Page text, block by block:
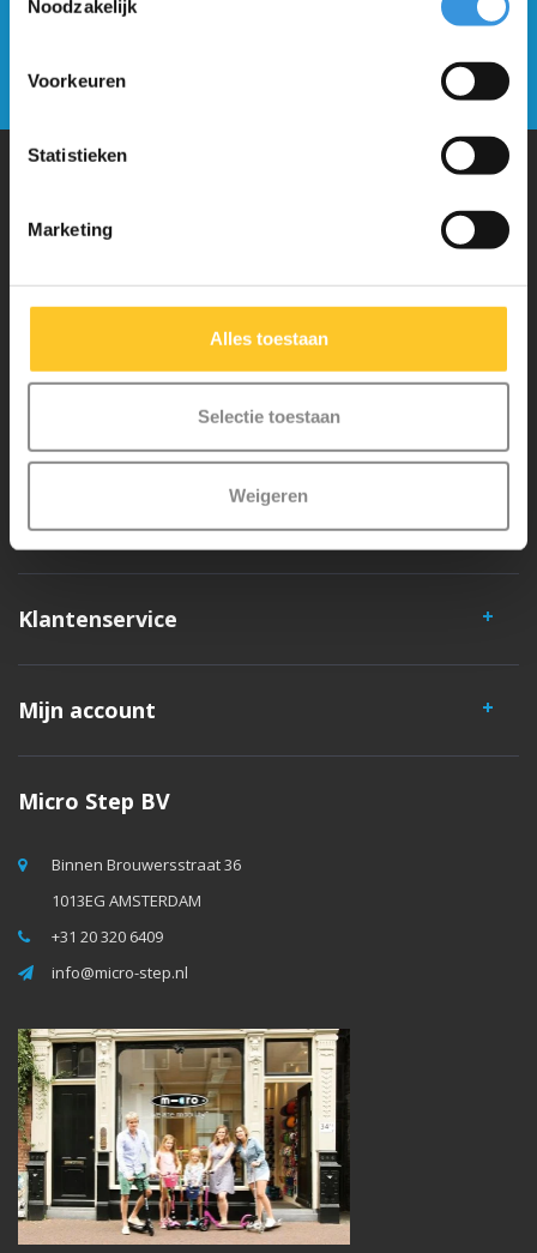
Noodzakelijk
Voorkeuren
Statistieken
Marketing
Alles toestaan
Selectie toestaan
Weigeren
nieuwsbrief
Verstuur
Waarom Micro Step?
Micro Mobility is de uitvinder van de compacte vouwstep en de
veiligheid en zeer duurzaam. Elk onderdeel is los te vervangen. Je
hebt jarenlang plezier van een Micro step!
Klantenservice
Mijn account
Micro Step BV
Binnen Brouwersstraat 36
1013EG AMSTERDAM
+31 20 320 6409
info@micro-step.nl